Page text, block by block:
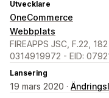
Utvecklare
OneCommerce
Webbplats
FIREAPPS JSC, F.22,
0314919972 - EID:
Lansering
19 mars 2020 ·